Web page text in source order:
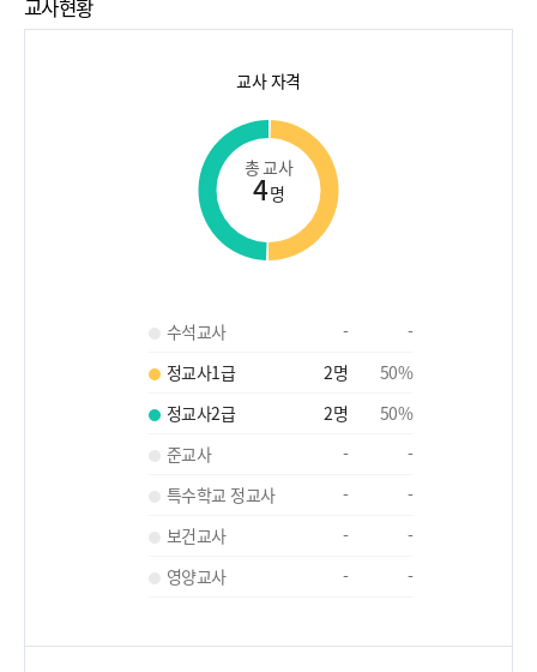
교사현황
교사 자격
총 교사
4명
수석교사 -
-
정교사1급
2명 50%
정교사2급
2명 50%
준교사
-
-
특수학교 정교사
-
-
보건교사
-
-
영양교사
- -